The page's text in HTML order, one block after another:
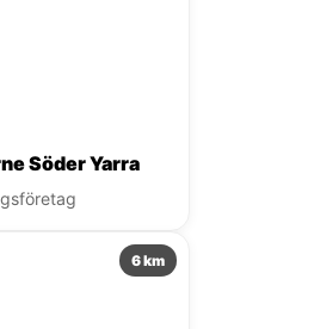
Söder Yarra
6 km